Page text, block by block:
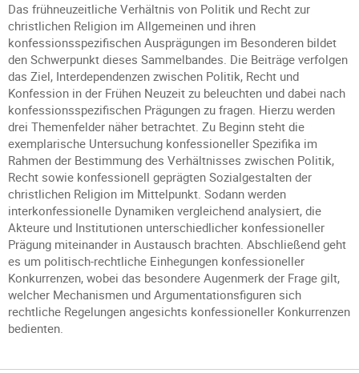
Das frühneuzeitliche Verhältnis von Politik und Recht zur
christlichen Religion im Allgemeinen und ihren
konfessionsspezifischen Ausprägungen im Besonderen bildet
den Schwerpunkt dieses Sammelbandes. Die Beiträge verfolgen
das Ziel, Interdependenzen zwischen Politik, Recht und
Konfession in der Frühen Neuzeit zu beleuchten und dabei nach
konfessionsspezifischen Prägungen zu fragen. Hierzu werden
drei Themenfelder näher betrachtet. Zu Beginn steht die
exemplarische Untersuchung konfessioneller Spezifika im
Rahmen der Bestimmung des Verhältnisses zwischen Politik,
Recht sowie konfessionell geprägten Sozialgestalten der
christlichen Religion im Mittelpunkt. Sodann werden
interkonfessionelle Dynamiken vergleichend analysiert, die
Akteure und Institutionen unterschiedlicher konfessioneller
Prägung miteinander in Austausch brachten. Abschließend geht
es um politisch-rechtliche Einhegungen konfessioneller
Konkurrenzen, wobei das besondere Augenmerk der Frage gilt,
welcher Mechanismen und Argumentationsfiguren sich
rechtliche Regelungen angesichts konfessioneller Konkurrenzen
bedienten.